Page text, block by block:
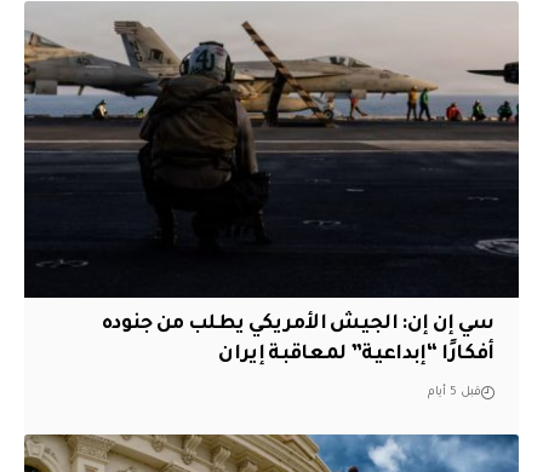
سي إن إن: الجيش الأمريكي يطلب من جنوده
أفكارًا “إبداعية” لمعاقبة إيران
قبل 5 أيام